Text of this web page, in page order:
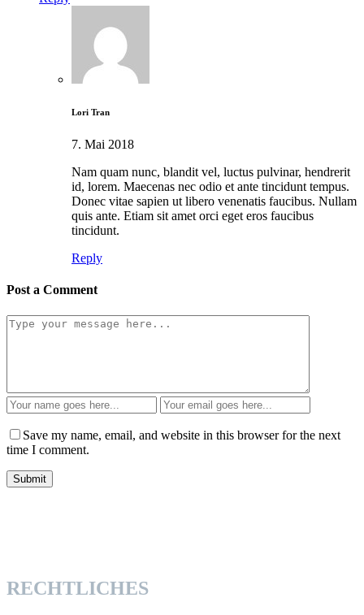
Lori Tran
7. Mai 2018
Nam quam nunc, blandit vel, luctus pulvinar, hendrerit
id, lorem. Maecenas nec odio et ante tincidunt tempus.
Donec vitae sapien ut libero venenatis faucibus. Nullam
quis ante. Etiam sit amet orci eget eros faucibus
tincidunt.
Reply
Post a Comment
Save my name, email, and website in this browser for the next
time I comment.
RECHTLICHES